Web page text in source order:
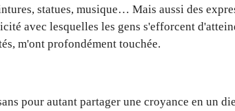
statues, musique… Mais aussi des
avec lesquelles les gens s'efforcent
m'ont profondément touchée.
pour autant partager une croyance en un